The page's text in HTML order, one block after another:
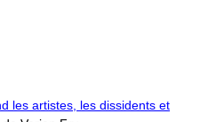
les artistes, les dissidents et